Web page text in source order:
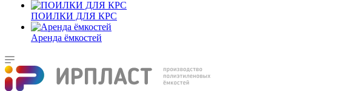
ПОИЛКИ ДЛЯ КРС
Аренда ёмкостей